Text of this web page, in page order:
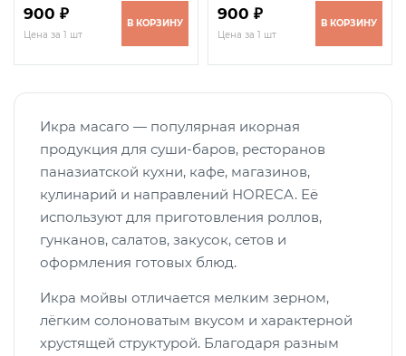
900 ₽
Цена за 1 шт
В КОРЗИНУ
900 ₽
Цена за 1 шт
В КОРЗИНУ
Икра масаго — популярная икорная
продукция для суши-баров, ресторанов
паназиатской кухни, кафе, магазинов,
кулинарий и направлений HORECA. Её
используют для приготовления роллов,
гунканов, салатов, закусок, сетов и
оформления готовых блюд.
Икра мойвы отличается мелким зерном,
лёгким солоноватым вкусом и характерной
хрустящей структурой. Благодаря разным